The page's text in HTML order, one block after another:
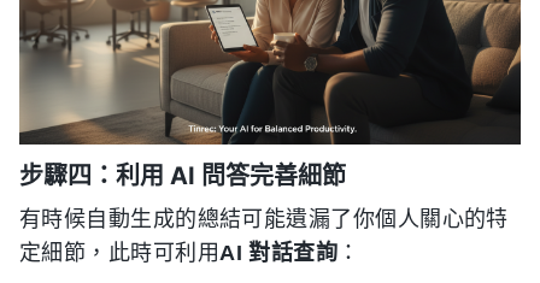
步驟四：利用 AI 問答完善細節
有時候自動生成的總結可能遺漏了你個人關心的特
定細節，此時可利用AI 對話查詢 ：